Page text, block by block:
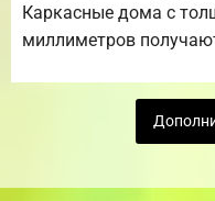
Каркасные дома с
миллиметров